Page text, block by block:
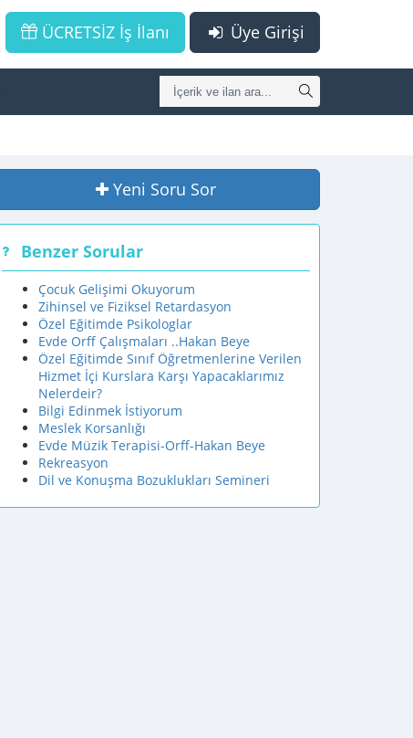
Üye Girişi
ÜCRETSİZ İş İlanı
Yeni Soru Sor
Benzer Sorular
Çocuk Gelişimi Okuyorum
Zihinsel ve Fiziksel Retardasyon
Özel Eğitimde Psikologlar
Evde Orff Çalışmaları ..Hakan Beye
Özel Eğitimde Sınıf Öğretmenlerine Verilen
Hizmet İçi Kurslara Karşı Yapacaklarımız
Nelerdeir?
Bilgi Edinmek İstiyorum
Meslek Korsanlığı
Evde Müzik Terapisi-Orff-Hakan Beye
Rekreasyon
Dil ve Konuşma Bozuklukları Semineri